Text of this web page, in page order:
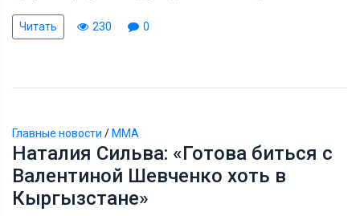
Читать 230 0
Главные новости /ММА
Наталия Сильва: «Готова биться с
Валентиной Шевченко хоть в
Кыргызстане»